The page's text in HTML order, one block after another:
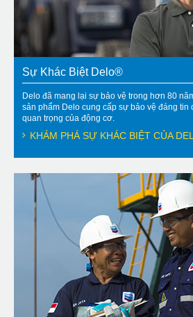
Sự Khác Biệt Delo®
Delo đã mang lại sự bảo vệ trong hơn 80
sản phẩm Delo cung cấp sự bảo vệ đáng tin
quan trọng của động cơ.
KHÁM PHÁ SỰ KHÁC BIỆT CỦA